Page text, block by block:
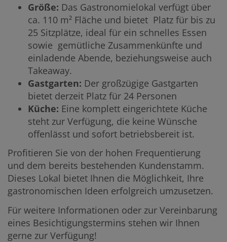
Größe: Das Gastronomielokal verfügt über
ca. 110 m² Fläche und bietet Platz für bis zu
25 Sitzplätze, ideal für ein schnelles Essen
sowie gemütliche Zusammenkünfte und
einladende Abende, beziehungsweise auch
Takeaway.
Gastgarten: Der großzügige Gastgarten
bietet derzeit Platz für 24 Personen
Küche: Eine komplett eingerichtete Küche
steht zur Verfügung, die keine Wünsche
offenlässt und sofort betriebsbereit ist.
Profitieren Sie von der hohen Frequentierung
und dem bereits bestehenden Kundenstamm.
Dieses Lokal bietet Ihnen die Möglichkeit, Ihre
gastronomischen Ideen erfolgreich umzusetzen.
Für weitere Informationen oder zur Vereinbarung
eines Besichtigungstermins stehen wir Ihnen
gerne zur Verfügung!